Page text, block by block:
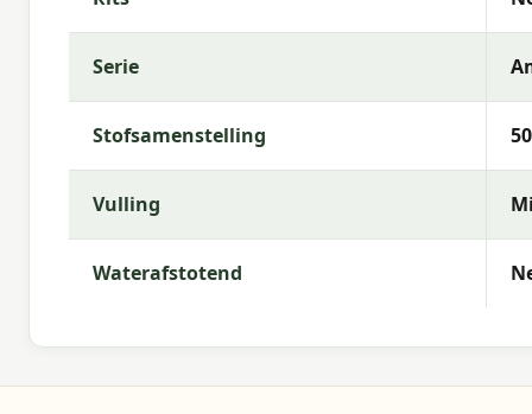
Serie
Stofsamenstelling
Vulling
Waterafstotend